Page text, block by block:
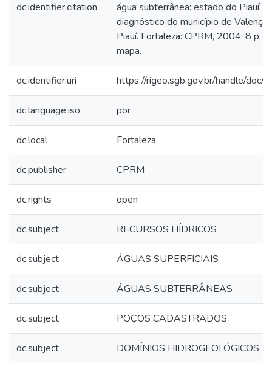
dc.identifier.citation
água subterrânea: estado do Piauí:
diagnóstico do município de Valença
Piauí. Fortaleza: CPRM, 2004. 8 p. 1
mapa.
dc.identifier.uri https://rigeo.sgb.gov.br/handle/doc/
dc.language.iso por
dc.local Fortaleza
dc.publisher CPRM
dc.rights open
dc.subject RECURSOS HÍDRICOS
dc.subject ÁGUAS SUPERFICIAIS
dc.subject ÁGUAS SUBTERRÂNEAS
dc.subject POÇOS CADASTRADOS
dc.subject DOMÍNIOS HIDROGEOLÓGICOS